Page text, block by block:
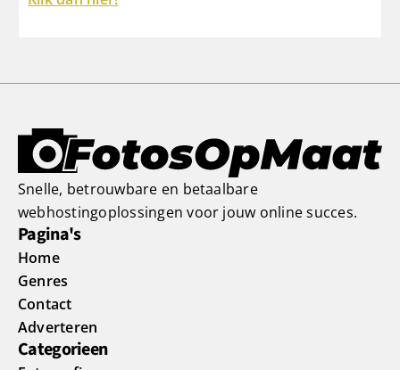
Snelle, betrouwbare en betaalbare
webhostingoplossingen voor jouw online succes.
Pagina's
Home
Genres
Contact
Adverteren
Categorieen